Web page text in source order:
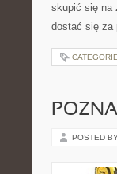
skupić się na
dostać się za
POSTED